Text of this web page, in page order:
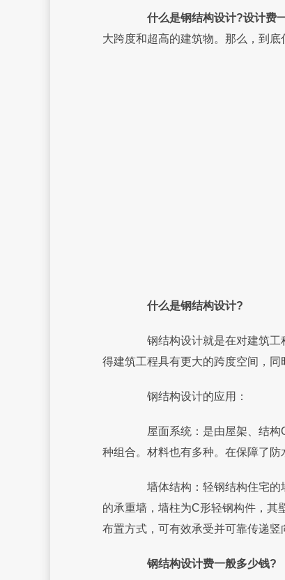
什么是钢结构设计?设计费
大跨度和超高的建筑物。那么，到
什么是钢结构设计?
钢结构设计就是在对建筑工程
得建筑工程具有更大的跨度空间，
钢结构设计的应用：
屋面系统：是由屋架、结构
种组合。材料也有多种。在保障了防
墙体结构：轻钢结构住宅的墙
的承重墙，墙柱为C形轻钢构件，其
布置方式，可有效承受并可靠传递竖
钢结构设计费一般多少钱?